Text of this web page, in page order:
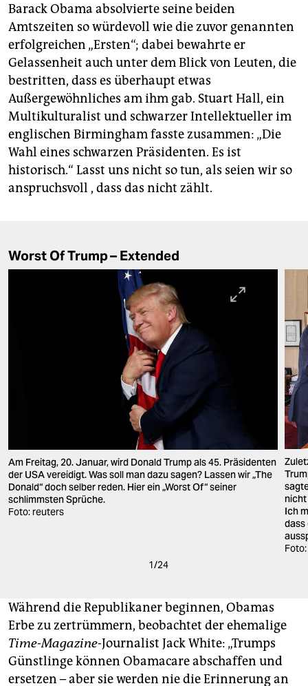
Barack Obama absolvierte seine beiden
Amtszeiten so würdevoll wie die zuvor genannten
erfolgreichen „Ersten“; dabei bewahrte er
Gelassenheit auch unter dem Blick von Leuten, die
bestritten, dass es überhaupt etwas
Außergewöhnliches am ihm gab. Stuart Hall, ein
Multikulturalist und schwarzer Intellektueller im
englischen Birmingham fasste zusammen: „Die
Wahl eines schwarzen Präsidenten. Es ist
historisch.“ Lasst uns nicht so tun, als seien wir so
anspruchsvoll , dass das nicht zählt.
Worst Of Trump – Extended
Am Freitag, 20. Januar, wird Donald Trump als 45. Präsidenten
der USA vereidigt. Was soll man dazu sagen? Lassen wir „The
Donald“ doch selber reden. Hier ein „Worst Of“ seiner
schlimmsten Sprüche.
Foto: reuters
nicht
Ich
dass
1/24
Während die Republikaner beginnen, Obamas
Erbe zu zertrümmern, beobachtet der ehemalige
Time-Magazine-Journalist Jack White: „Trumps
Günstlinge können Obamacare abschaffen und
ersetzen – aber sie werden nie die Erinnerung an